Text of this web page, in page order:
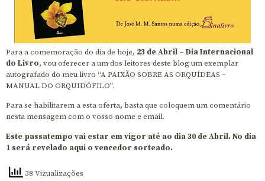
Para a comemoração do dia de hoje, 23 de Abril – Dia Internacional
do Livro, vou oferecer a um dos leitores deste blog um exemplar
autografado do meu livro “A PAIXÃO SOBRE AS ORQUÍDEAS –
MANUAL DO ORQUIDÓFILO”.
Para se habilitarem a esta oferta, basta que coloquem um comentário
nesta mensagem com o vosso nome e email.
Este passatempo vai estar em vigor até ao dia 30 de Abril. No dia
1 será revelado aqui o vencedor sorteado.
38 Vizualizações